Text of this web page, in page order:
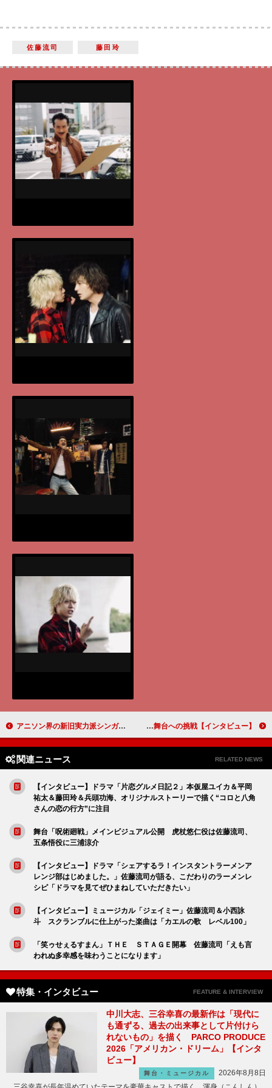
佐藤流司 藤田玲
アニソン界の新旧実力派シンガーが一堂に集結！ 「高橋秀幸とゆかいなアニソンシンガーズ２」が10月に開催 夏帆「やらないという選択肢はなかった」 苦手意識もあった舞台への挑戦【インタビュー】
関連ニュース RELATED NEWS
【インタビュー】ドラマ「片恋グルメ日記２」本仮屋ユイカ＆平岡
祐太＆藤田玲＆兵頭功海、オリジナルストーリーで描く“コロと八角
さんの恋の行方”に注目
舞台「呪術廻戦」メインビジュアル公開 虎杖悠仁役は佐藤流司、
五条悟役に三浦涼介
【インタビュー】ドラマ「シェアするラ！インスタントラーメンア
レンジ部はじめました。」佐藤流司が語る、こだわりのラーメンレ
シピ「ドラマを見てぜひまねしていただきたい」
【インタビュー】ミュージカル「ジェイミー」佐藤流司＆小西詠
斗 スクランブルに仕上がった楽曲は「カエルの歌 レベル100」
「笑ゥせぇるすまん」ＴＨＥ ＳＴＡＧＥ開幕 佐藤流司「えも言
われぬ多幸感を味わうことになります」
特集・インタビュー FEATURE & INTERVIEW
中川大志、三谷幸喜の最新作は「現代に
も通ずる、過去の出来事として片付けら
れないもの」を描く PARCO PRODUCE
2026「アメリカン・ドリーム」【インタ
ビュー】
舞台・ミュージカル
2026年8月8日